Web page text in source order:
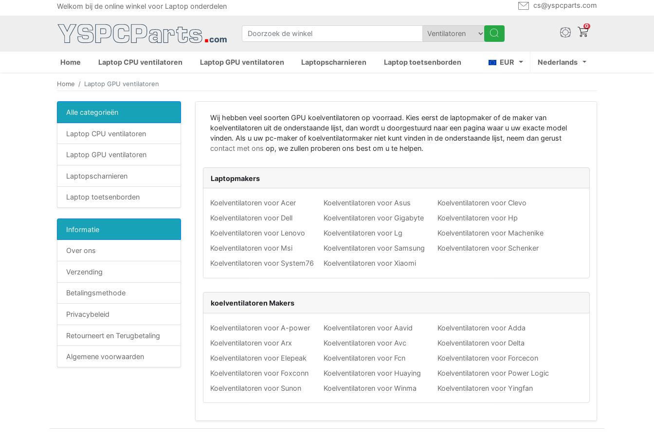
Welkom bij de online winkel voor Laptop onderdelen cs@yspcparts.com
0
Home Laptop CPU ventilatoren Laptop GPU ventilatoren Laptopscharnieren Laptop toetsenborden EUR Nederlands
Home Laptop GPU ventilatoren
Alle categorieën
Laptop CPU ventilatoren
Laptop GPU ventilatoren
Laptopscharnieren
Laptop toetsenborden
Informatie
Over ons
Verzending
Betalingsmethode
Privacybeleid
Retourneert en Terugbetaling
Algemene voorwaarden
Wij hebben veel soorten GPU koelventilatoren op voorraad. Kies eerst de laptopmaker of de maker van
koelventilatoren uit de onderstaande lijst, dan wordt u doorgestuurd naar een pagina waar u uw exacte model
vinden. Als u uw pc-maker of koelventilatormaker niet kunt vinden in de onderstaande lijst, neem dan gerust
contact met ons op, we zullen proberen ons best om u te helpen.
Laptopmakers
Koelventilatoren voor Acer Koelventilatoren voor Asus
Koelventilatoren voor Clevo
Koelventilatoren voor Dell
Koelventilatoren voor Gigabyte
Koelventilatoren voor Hp
Koelventilatoren voor Lenovo
Koelventilatoren voor Lg
Koelventilatoren voor Machenike
Koelventilatoren voor Msi
Koelventilatoren voor Samsung
Koelventilatoren voor Schenker
Koelventilatoren voor System76
Koelventilatoren voor Xiaomi
koelventilatoren Makers
Koelventilatoren voor A-power Koelventilatoren voor Aavid
Koelventilatoren voor Adda
Koelventilatoren voor Arx
Koelventilatoren voor Avc
Koelventilatoren voor Delta
Koelventilatoren voor Elepeak
Koelventilatoren voor Fcn
Koelventilatoren voor Forcecon
Koelventilatoren voor Foxconn
Koelventilatoren voor Huaying
Koelventilatoren voor Power Logic
Koelventilatoren voor Sunon
Koelventilatoren voor Winma Koelventilatoren voor Yingfan